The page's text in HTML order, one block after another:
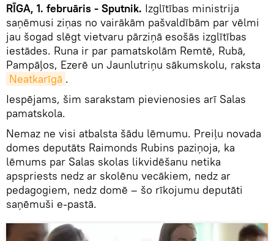
RĪGA, 1. februāris - Sputnik. Izglītības ministrija
saņēmusi ziņas no vairākām pašvaldībām par vēlmi
jau šogad slēgt vietvaru pārziņā esošās izglītības
iestādes. Runa ir par pamatskolām Remtē, Rubā,
Pampāļos, Ezerē un Jaunlutriņu sākumskolu, raksta
Neatkarīgā .
Iespējams, šim sarakstam pievienosies arī Salas
pamatskola.
Nemaz ne visi atbalsta šādu lēmumu. Preiļu novada
domes deputāts Raimonds Rubins paziņoja, ka
lēmums par Salas skolas likvidēšanu netika
apspriests nedz ar skolēnu vecākiem, nedz ar
pedagogiem, nedz domē – šo rīkojumu deputāti
saņēmuši e-pastā.